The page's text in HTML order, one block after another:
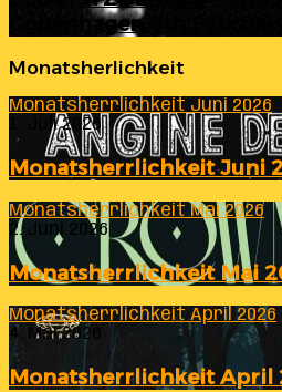
Copenhagen 6th
Monatsherlichkeit
Monatsherrlichkeit Juni 2026
1. Juli 2026
Monatsherrlichkeit Juni
Monatsherrlichkeit Mai 2026
2. Juni 2026
Monatsherrlichkeit Mai
Monatsherrlichkeit April 2026
4. Mai 2026
Monatsherrlichkeit April